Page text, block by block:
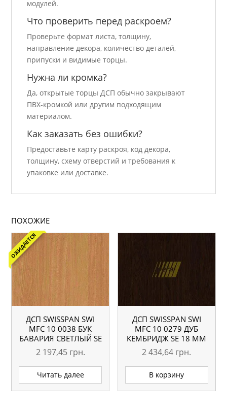
модулей.
Что проверить перед раскроем?
Проверьте формат листа, толщину,
направление декора, количество деталей,
припуски и видимые торцы.
Нужна ли кромка?
Да, открытые торцы ДСП обычно закрывают
ПВХ-кромкой или другим подходящим
материалом.
Как заказать без ошибки?
Предоставьте карту раскроя, код декора,
толщину, схему отверстий и требования к
упаковке или доставке.
ПОХОЖИЕ
ОЖИДАЕТСЯ
ДСП SWISSPAN SWI
MFC 10 0038 БУК
БАВАРИЯ СВЕТЛЫЙ SE
18 ММ
2 197,45 грн.
Читать далее
ДСП SWISSPAN SWI
MFC 10 0279 ДУБ
КЕМБРИДЖ SE 18 ММ
2 434,64 грн.
В корзину